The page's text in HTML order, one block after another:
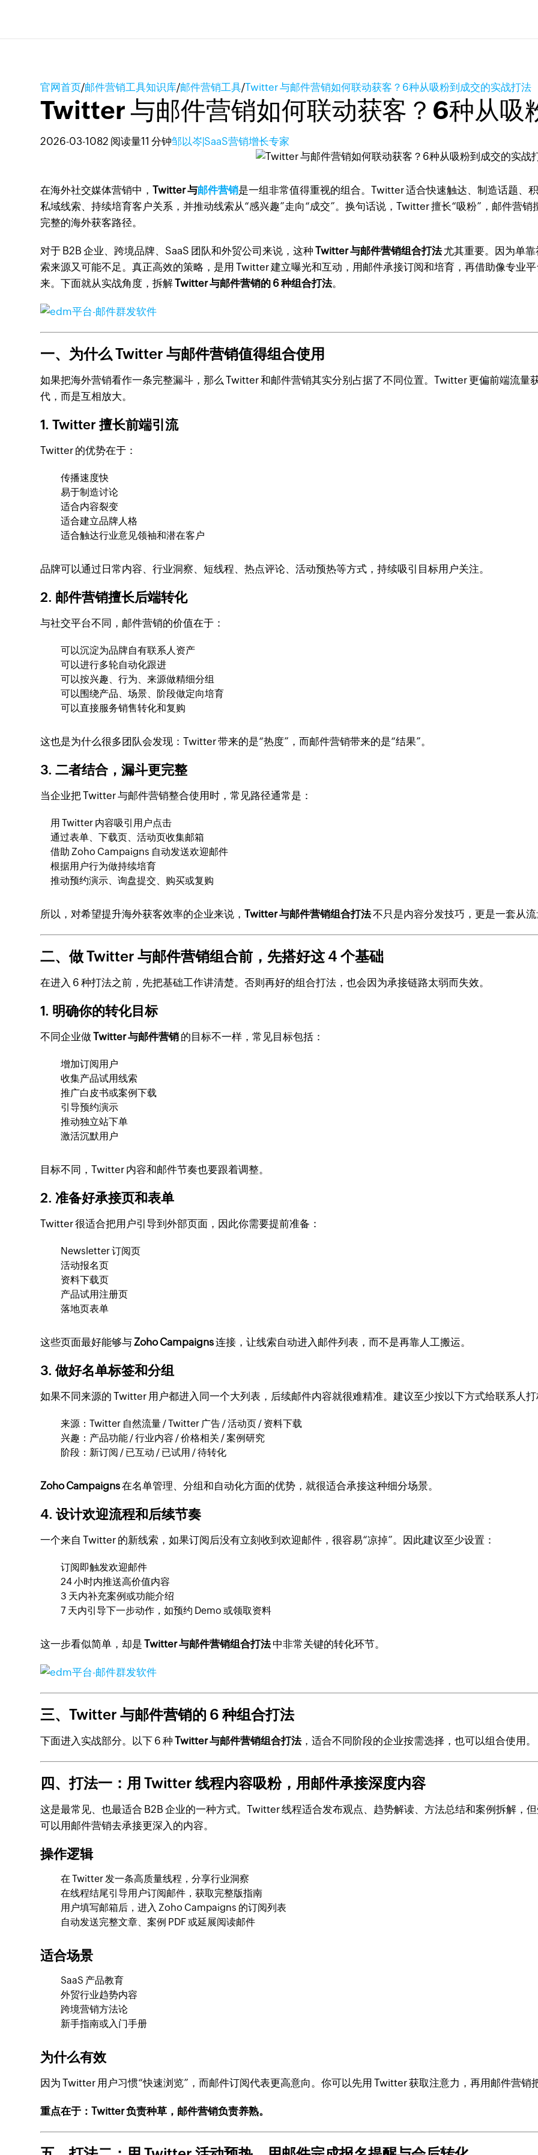
官网首页/邮件营销工具知识库/邮件营销工具/Twitter 与邮件营销如何联动获客？6种从吸粉到成交的实战打法
Twitter 与邮件营销如何联动获客？6种从吸
2026-03-1082 阅读量11 分钟邹以岑|SaaS营销增长专家
在海外社交媒体营销中，Twitter 与邮件营销是一组非常值得重视的组合。Twitter 适合快速触达、制造话题、
私域线索、持续培育客户关系，并推动线索从“感兴趣”走向“成交”。换句话说，Twitter 擅长“吸粉”，邮件营
完整的海外获客路径。
对于 B2B 企业、跨境品牌、SaaS 团队和外贸公司来说，这种Twitter 与邮件营销组合打法尤其重要。因为单
索来源又可能不足。真正高效的策略，是用 Twitter 建立曝光和互动，用邮件承接订阅和培育，再借助像专业
来。下面就从实战角度，拆解Twitter 与邮件营销的 6 种组合打法。
一、为什么 Twitter 与邮件营销值得组合使用
如果把海外营销看作一条完整漏斗，那么 Twitter 和邮件营销其实分别占据了不同位置。Twitter 更偏前端流量
代，而是互相放大。
1. Twitter 擅长前端引流
Twitter 的优势在于：
传播速度快
易于制造讨论
适合内容裂变
适合建立品牌人格
适合触达行业意见领袖和潜在客户
品牌可以通过日常内容、行业洞察、短线程、热点评论、活动预热等方式，持续吸引目标用户关注。
2. 邮件营销擅长后端转化
与社交平台不同，邮件营销的价值在于：
可以沉淀为品牌自有联系人资产
可以进行多轮自动化跟进
可以按兴趣、行为、来源做精细分组
可以围绕产品、场景、阶段做定向培育
可以直接服务销售转化和复购
这也是为什么很多团队会发现：Twitter 带来的是“热度”，而邮件营销带来的是“结果”。
3. 二者结合，漏斗更完整
当企业把 Twitter 与邮件营销整合使用时，常见路径通常是：
用 Twitter 内容吸引用户点击
通过表单、下载页、活动页收集邮箱
借助 Zoho Campaigns 自动发送欢迎邮件
根据用户行为做持续培育
推动预约演示、询盘提交、购买或复购
所以，对希望提升海外获客效率的企业来说，Twitter 与邮件营销组合打法不只是内容分发技巧，更是一套从
二、做 Twitter 与邮件营销组合前，先搭好这 4 个基础
在进入 6 种打法之前，先把基础工作讲清楚。否则再好的组合打法，也会因为承接链路太弱而失效。
1. 明确你的转化目标
不同企业做Twitter 与邮件营销 的目标不一样，常见目标包括：
增加订阅用户
收集产品试用线索
推广白皮书或案例下载
引导预约演示
推动独立站下单
激活沉默用户
目标不同，Twitter 内容和邮件节奏也要跟着调整。
2. 准备好承接页和表单
Twitter 很适合把用户引导到外部页面，因此你需要提前准备：
Newsletter 订阅页
活动报名页
资料下载页
产品试用注册页
落地页表单
这些页面最好能够与Zoho Campaigns连接，让线索自动进入邮件列表，而不是再靠人工搬运。
3. 做好名单标签和分组
如果不同来源的 Twitter 用户都进入同一个大列表，后续邮件内容就很难精准。建议至少按以下方式给联系人
来源：Twitter 自然流量 / Twitter 广告 / 活动页 / 资料下载
兴趣：产品功能 / 行业内容 / 价格相关 / 案例研究
阶段：新订阅 / 已互动 / 已试用 / 待转化
Zoho Campaigns在名单管理、分组和自动化方面的优势，就很适合承接这种细分场景。
4. 设计欢迎流程和后续节奏
一个来自 Twitter 的新线索，如果订阅后没有立刻收到欢迎邮件，很容易“凉掉”。因此建议至少设置：
订阅即触发欢迎邮件
24 小时内推送高价值内容
3 天内补充案例或功能介绍
7 天内引导下一步动作，如预约 Demo 或领取资料
这一步看似简单，却是Twitter 与邮件营销组合打法中非常关键的转化环节。
三、Twitter 与邮件营销的 6 种组合打法
下面进入实战部分。以下 6 种Twitter 与邮件营销组合打法，适合不同阶段的企业按需选择，也可以组合使用。
四、打法一：用 Twitter 线程内容吸粉，用邮件承接深度内容
这是最常见、也最适合 B2B 企业的一种方式。Twitter 线程适合发布观点、趋势解读、方法总结和案例拆解，
可以用邮件营销去承接更深入的内容。
操作逻辑
在 Twitter 发一条高质量线程，分享行业洞察
在线程结尾引导用户订阅邮件，获取完整版指南
用户填写邮箱后，进入 Zoho Campaigns 的订阅列表
自动发送完整文章、案例 PDF 或延展阅读邮件
适合场景
SaaS 产品教育
外贸行业趋势内容
跨境营销方法论
新手指南或入门手册
为什么有效
因为 Twitter 用户习惯“快速浏览”，而邮件订阅代表更高意向。你可以先用 Twitter 获取注意力，再用邮件营
重点在于：Twitter 负责种草，邮件营销负责养熟。